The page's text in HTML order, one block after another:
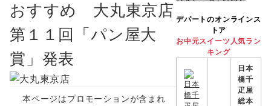
おすすめ 大丸東京店
第１１回「パン屋大
賞」発表
本ページはプロモーションが含まれ
デパートのオンラインス
トア
お中元スイーツ人気ラン
キング
日本
橋千
疋屋
総本